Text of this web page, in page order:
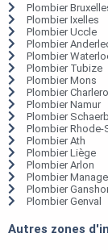
Plombier
Plombier Ixelles
Plombier Uccle
Plombier
Plombier
Plombier Tubize
Plombier Mons
Plombier
Plombier Namur
Plombier
Plombier Rhode-
Plombier Ath
Plombier Liège
Plombier Arlon
Plombier Manage
Plombier
Plombier Genval
Autres zones